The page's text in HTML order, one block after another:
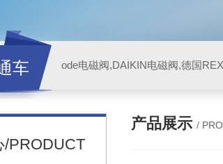
车 ode电磁阀,DAIKIN电磁阀,德国
/PRODUCT
产品展示 /